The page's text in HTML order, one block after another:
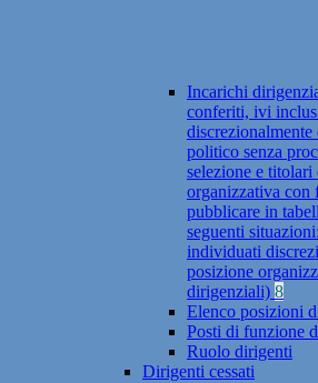
Incarichi
conferiti, ivi
politico senza
selezione e
organizzativa con
pubblicare in
seguenti
individuati
posizione
dirigenziali) 8
Elenco posizioni
Posti di funzione
Ruolo dirigenti
Dirigenti cessati